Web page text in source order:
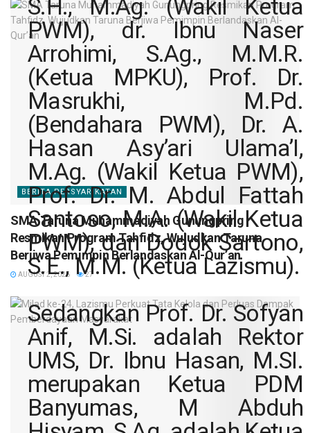
S.H., M.Ag. (Wakil Ketua
PWM), dr. Ibnu Naser
Arrohimi, S.Ag., M.M.R.
(Ketua MPKU), Prof. Dr.
Masrukhi, M.Pd.
(Bendahara PWM), Dr. A.
Hasan Asy’ari Ulama’I,
M.Ag. (Wakil Ketua PWM),
Prof. Dr. M. Abdul Fattah
Santoso, M.A. (Wakil Ketua
PWM), dan Dodok Sartono,
S.E., M.M. (Ketua Lazismu).
Sedangkan Prof. Dr. Sofyan
Anif, M.Si. adalah Rektor
UMS, Dr. Ibnu Hasan, M.SI.
merupakan Ketua PDM
Banyumas, M Abduh
BERITA PERSYARIKATAN
SMA Taruna Muhammadiyah Gunungpring
Resmikan Program Tahfidz, Wujudkan Taruna
Berjiwa Pemimpin Berlandaskan Al-Qur’an
AUGUST 2, 2026 27